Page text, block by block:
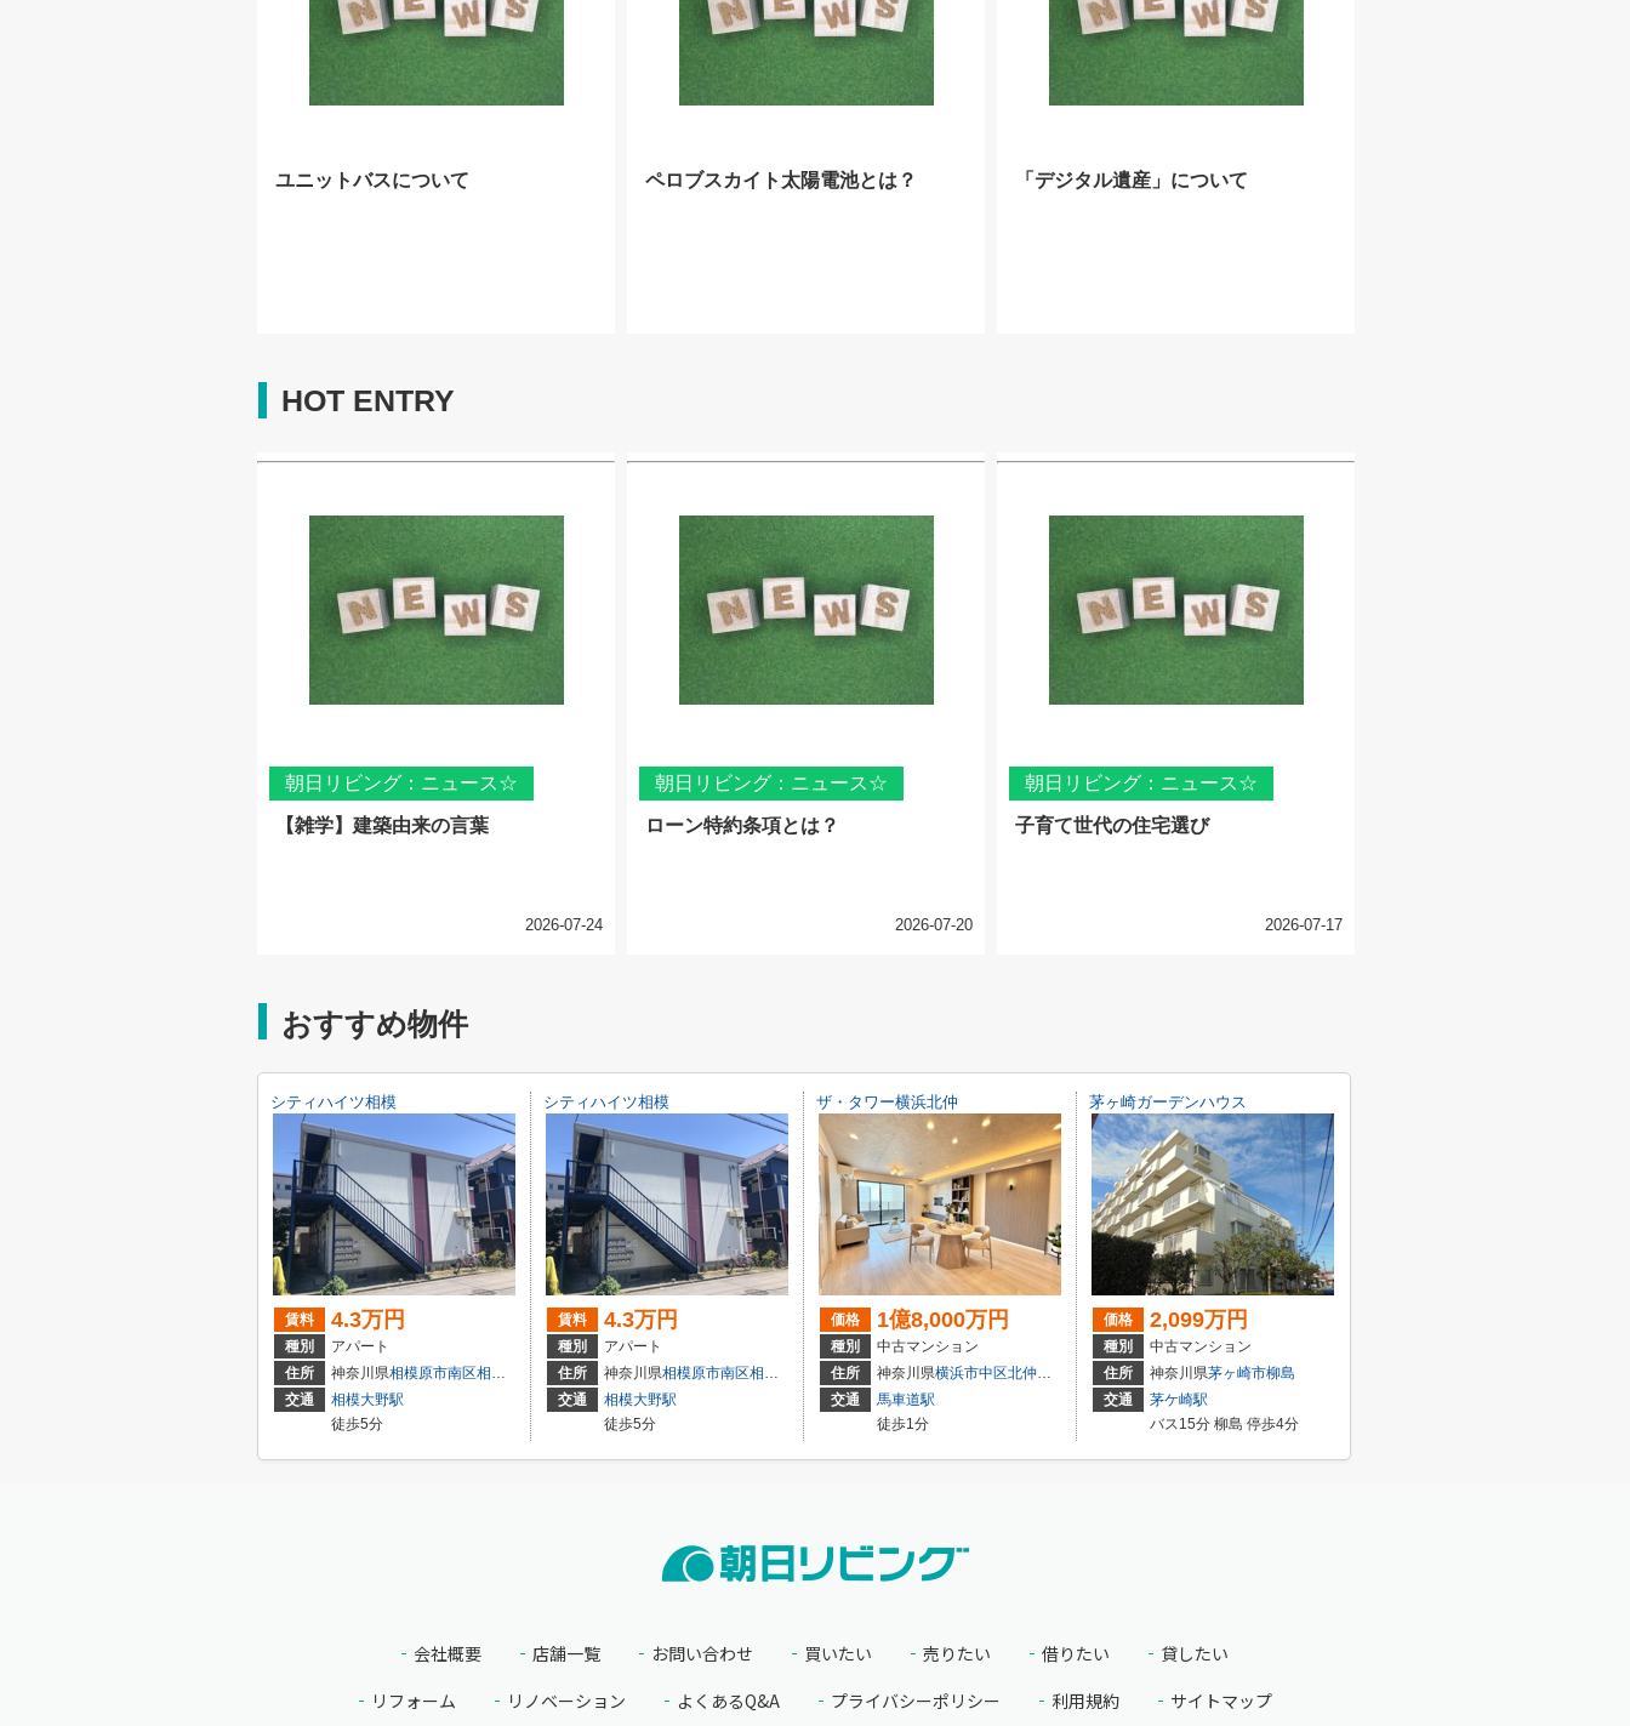
ユニットバスについて ペロブスカイト太陽電池とは？ 「デジタル遺産」について
HOT ENTRY
朝日リビング：ニュース☆
【雑学】建築由来の言葉
2026-07-24
朝日リビング：ニュース☆
ローン特約条項とは？
2026-07-20
朝日リビング：ニュース☆
子育て世代の住宅選び
2026-07-17
おすすめ物件
シティハイツ相模
賃料 4.3万円
種別
アパート
住所
神奈川県相模原市南区相模大野
５丁目29-26
交通
相模大野駅
徒歩5分
シティハイツ相模
賃料 4.3万円
種別
アパート
住所
神奈川県相模原市南区相模大野
５丁目29-26
交通
相模大野駅
徒歩5分
ザ・タワー横浜北仲
価格 1億8,000万円
種別
中古マンション
住所
神奈川県横浜市中区北仲通
５丁目57-2
交通
馬車道駅
徒歩1分
茅ヶ崎ガーデンハウス
価格 2,099万円
種別
中古マンション
住所
神奈川県茅ヶ崎市柳島
交通
茅ケ崎駅
バス15分 柳島 停歩4分
会社概要 店舗一覧 お問い合わせ 買いたい 売りたい 借りたい
貸したい
リフォーム
リノベーション よくあるQ&A プライバシーポリシー 利用規約 サイトマップ